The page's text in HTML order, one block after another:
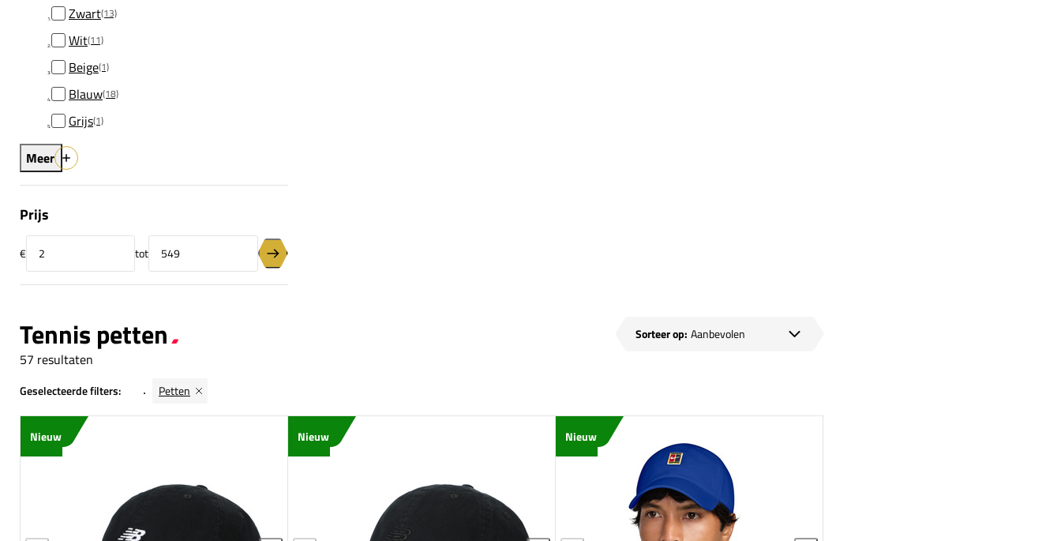
Zwart(13)
Wit(11)
Beige(1)
Blauw(18)
Grijs(1)
Meer
Prijs
Minimumprijs
€ tot
Maximumprijs Prijsfilter toepassen
Tennis petten Sorteer op:
57 resultaten
Geselecteerde filters: Petten
Nieuw Nieuw Nieuw